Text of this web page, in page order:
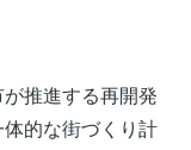
推進する再開発
的な街づくり計